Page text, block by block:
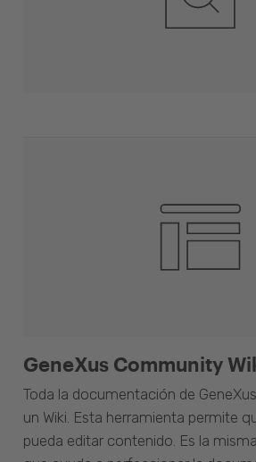
GeneXus Community
Toda la documentación de
un Wiki. Esta herramienta permite
pueda editar contenido. Es la